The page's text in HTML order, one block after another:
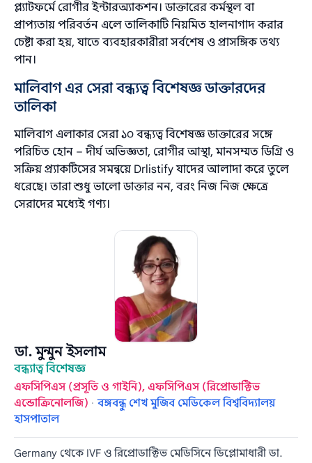
প্ল্যাটফর্মে রোগীর ইন্টারঅ্যাকশন। ডাক্তারের কর্মস্থল বা
প্রাপ্যতায় পরিবর্তন এলে তালিকাটি নিয়মিত হালনাগাদ করার
চেষ্টা করা হয়, যাতে ব্যবহারকারীরা সর্বশেষ ও প্রাসঙ্গিক তথ্য
পান।
মালিবাগ এর সেরা বন্ধ্যত্ব বিশেষজ্ঞ ডাক্তারদের
তালিকা
মালিবাগ এলাকার সেরা ১০ বন্ধ্যত্ব বিশেষজ্ঞ ডাক্তারের সঙ্গে
পরিচিত হোন – দীর্ঘ অভিজ্ঞতা, রোগীর আস্থা, মানসম্মত ডিগ্রি ও
সক্রিয় প্র্যাকটিসের সমন্বয়ে Drlistify যাদের আলাদা করে তুলে
ধরেছে। তারা শুধু ভালো ডাক্তার নন, বরং নিজ নিজ ক্ষেত্রে
সেরাদের মধ্যেই গণ্য।
ডা. মুন্মুন ইসলাম
বন্ধ্যাত্ব বিশেষজ্ঞ
এফসিপিএস (প্রসূতি ও গাইনি), এফসিপিএস (রিপ্রোডাক্টিভ
এন্ডোক্রিনোলজি) ·বঙ্গবন্ধু শেখ মুজিব মেডিকেল বিশ্ববিদ্যালয়
হাসপাতাল
Germany থেকে IVF ও রিপ্রোডাক্টিভ মেডিসিনে ডিপ্লোমাধারী ডা.